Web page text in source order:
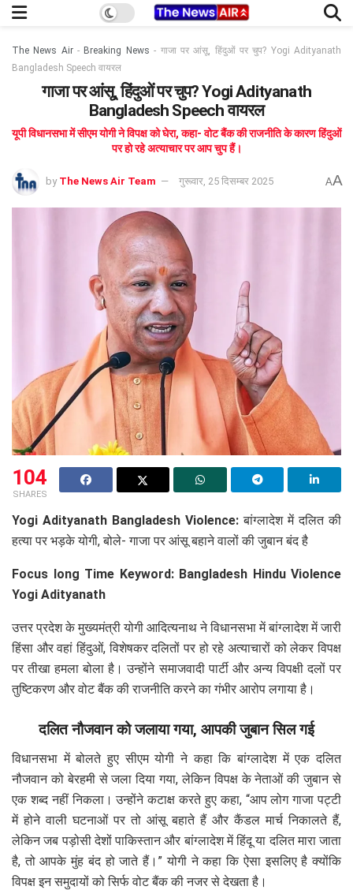
The News Air- Breaking News - गाजा पर आंसू, हिंदुओं पर चुप? Yogi Adityanath
Bangladesh Speech वायरल
गाजा पर आंसू, हिंदुओं पर चुप? Yogi Adityanath
Bangladesh Speech वायरल
यूपी विधानसभा में सीएम योगी ने विपक्ष को घेरा, कहा- वोट बैंक की राजनीति के कारण हिंदुओं
पर हो रहे अत्याचार पर आप चुप हैं।
by The News Air Team गुरूवार, 25 दिसम्बर 2025 AA
104
SHARES
Yogi Adityanath Bangladesh Violence: बांग्लादेश में दलित की
हत्या पर भड़के योगी, बोले- गाजा पर आंसू बहाने वालों की जुबान बंद है
Focus long Time Keyword: Bangladesh Hindu Violence
Yogi Adityanath
उत्तर प्रदेश के मुख्यमंत्री योगी आदित्यनाथ ने विधानसभा में बांग्लादेश में जारी
हिंसा और वहां हिंदुओं, विशेषकर दलितों पर हो रहे अत्याचारों को लेकर विपक्ष
पर तीखा हमला बोला है। उन्होंने समाजवादी पार्टी और अन्य विपक्षी दलों पर
तुष्टिकरण और वोट बैंक की राजनीति करने का गंभीर आरोप लगाया है।
दलित नौजवान को जलाया गया, आपकी जुबान सिल गई
विधानसभा में बोलते हुए सीएम योगी ने कहा कि बांग्लादेश में एक दलित
नौजवान को बेरहमी से जला दिया गया, लेकिन विपक्ष के नेताओं की जुबान से
एक शब्द नहीं निकला। उन्होंने कटाक्ष करते हुए कहा, “आप लोग गाजा पट्टी
में होने वाली घटनाओं पर तो आंसू बहाते हैं और कैंडल मार्च निकालते हैं,
लेकिन जब पड़ोसी देशों पाकिस्तान और बांग्लादेश में हिंदू या दलित मारा जाता
है, तो आपके मुंह बंद हो जाते हैं।” योगी ने कहा कि ऐसा इसलिए है क्योंकि
विपक्ष इन समुदायों को सिर्फ वोट बैंक की नजर से देखता है।